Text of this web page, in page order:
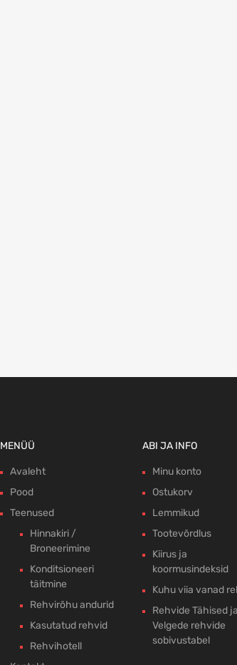
MENÜÜ
Avaleht
Pood
Teenused
Hinnakiri /
Broneerimine
Konditsioneeri
täitmine
Rehvirõhu andurid
Kasutatud rehvid
Rehvihotell
ABI JA INFO
Minu konto
Ostukorv
Lemmikud
Tootevõrdlus
Kiirus ja
koormusindeksid
Kuhu viia vanad
Rehvide Tähised ja
Velgede rehvide
sobivustabel